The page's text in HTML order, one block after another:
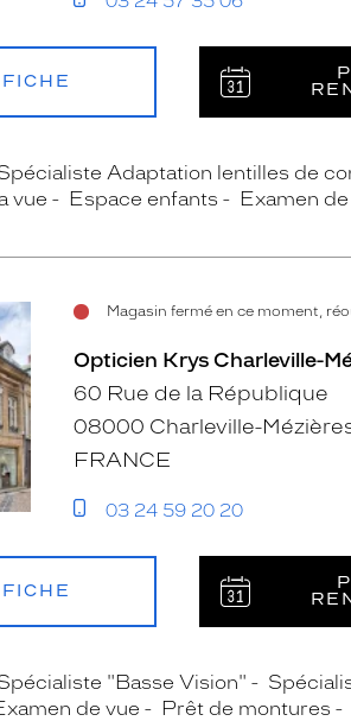
Adaptation lentilles de
vue
Espace enfants Examen
Magasin fermé en ce moment,
Opticien Krys Charleville-
60 Rue de la République
08000 Charleville-
FRANCE
03 24 59 20 20
"Basse Vision"
de vue Prêt de montures